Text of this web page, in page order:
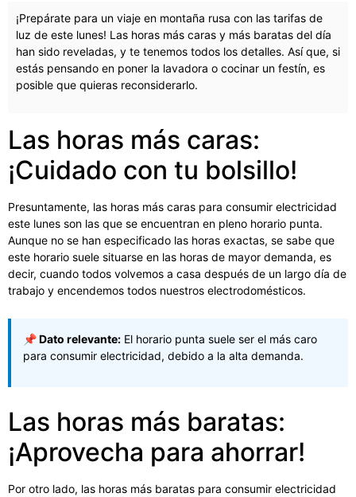
¡Prepárate para un viaje en montaña rusa con las tarifas de
luz de este lunes! Las horas más caras y más baratas del día
han sido reveladas, y te tenemos todos los detalles. Así que, si
estás pensando en poner la lavadora o cocinar un festín, es
posible que quieras reconsiderarlo.
Las horas más caras:
¡Cuidado con tu bolsillo!
Presuntamente, las horas más caras para consumir electricidad
este lunes son las que se encuentran en pleno horario punta.
Aunque no se han especificado las horas exactas, se sabe que
este horario suele situarse en las horas de mayor demanda, es
decir, cuando todos volvemos a casa después de un largo día de
trabajo y encendemos todos nuestros electrodomésticos.
📌 Dato relevante: El horario punta suele ser el más caro
para consumir electricidad, debido a la alta demanda.
Las horas más baratas:
¡Aprovecha para ahorrar!
Por otro lado, las horas más baratas para consumir electricidad